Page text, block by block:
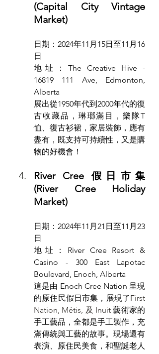
(Capital City Vintage
Market)
日期：2024年11月15日至11月16
日
地址：The Creative Hive -
16819 111 Ave, Edmonton,
Alberta
展出從1950年代到2000年代的復
古收藏品，琳瑯滿目，樂隊T
恤、復古衫裙，家居裝飾，應有
盡有，既支持可持續性，又是購
物的好機會！
River Cree 假日市集
(River Cree Holiday
Market)
日期：2024年11月21日至11月23
日
地址：River Cree Resort &
Casino - 300 East Lapotac
Boulevard, Enoch, Alberta
這是由 Enoch Cree Nation 呈現
的原住民假日市集，展現了First
Nation, Métis, 及 Inuit 藝術家的
手工藝品，全都是手工製作，充
滿傳統與工藝的故事。現場還有
表演、原住民美食，和聖誕老人